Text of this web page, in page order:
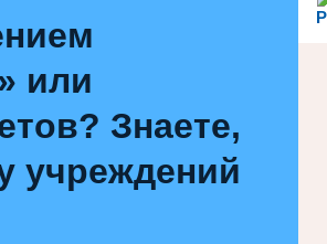
или
Знаете,
учреждений